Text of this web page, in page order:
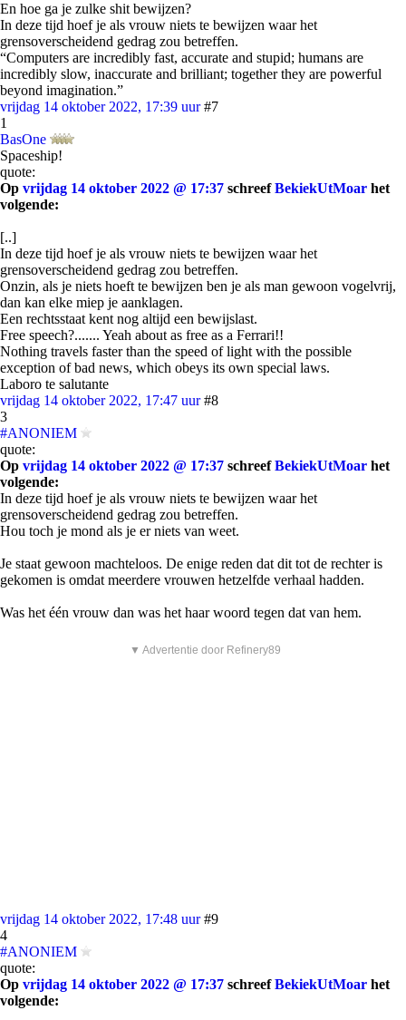
En hoe ga je zulke shit bewijzen?
In deze tijd hoef je als vrouw niets te bewijzen waar het
grensoverscheidend gedrag zou betreffen.
“Computers are incredibly fast, accurate and stupid; humans are
incredibly slow, inaccurate and brilliant; together they are powerful
beyond imagination.”
vrijdag 14 oktober 2022, 17:39 uur #7
1
BasOne
Spaceship!
quote:
Op vrijdag 14 oktober 2022 @ 17:37 schreefBekiekUtMoar het
volgende:
[..]
In deze tijd hoef je als vrouw niets te bewijzen waar het
grensoverscheidend gedrag zou betreffen.
Onzin, als je niets hoeft te bewijzen ben je als man gewoon vogelvrij,
dan kan elke miep je aanklagen.
Een rechtsstaat kent nog altijd een bewijslast.
Free speech?....... Yeah about as free as a Ferrari!!
Nothing travels faster than the speed of light with the possible
exception of bad news, which obeys its own special laws.
Laboro te salutante
vrijdag 14 oktober 2022, 17:47 uur #8
3
#ANONIEM
quote:
Op vrijdag 14 oktober 2022 @ 17:37 schreefBekiekUtMoar het
volgende:
In deze tijd hoef je als vrouw niets te bewijzen waar het
grensoverscheidend gedrag zou betreffen.
Hou toch je mond als je er niets van weet.
Je staat gewoon machteloos. De enige reden dat dit tot de rechter is
gekomen is omdat meerdere vrouwen hetzelfde verhaal hadden.
Was het één vrouw dan was het haar woord tegen dat van hem.
▼ Advertentie door Refinery89
vrijdag 14 oktober 2022, 17:48 uur #9
4
#ANONIEM
quote:
Op vrijdag 14 oktober 2022 @ 17:37 schreefBekiekUtMoar het
volgende: